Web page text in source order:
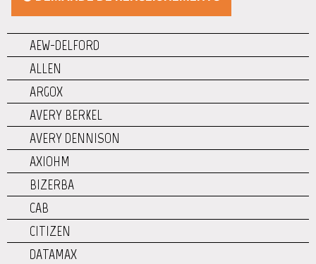
AEW-DELFORD
ALLEN
ARGOX
AVERY BERKEL
AVERY DENNISON
AXIOHM
BIZERBA
CAB
CITIZEN
DATAMAX